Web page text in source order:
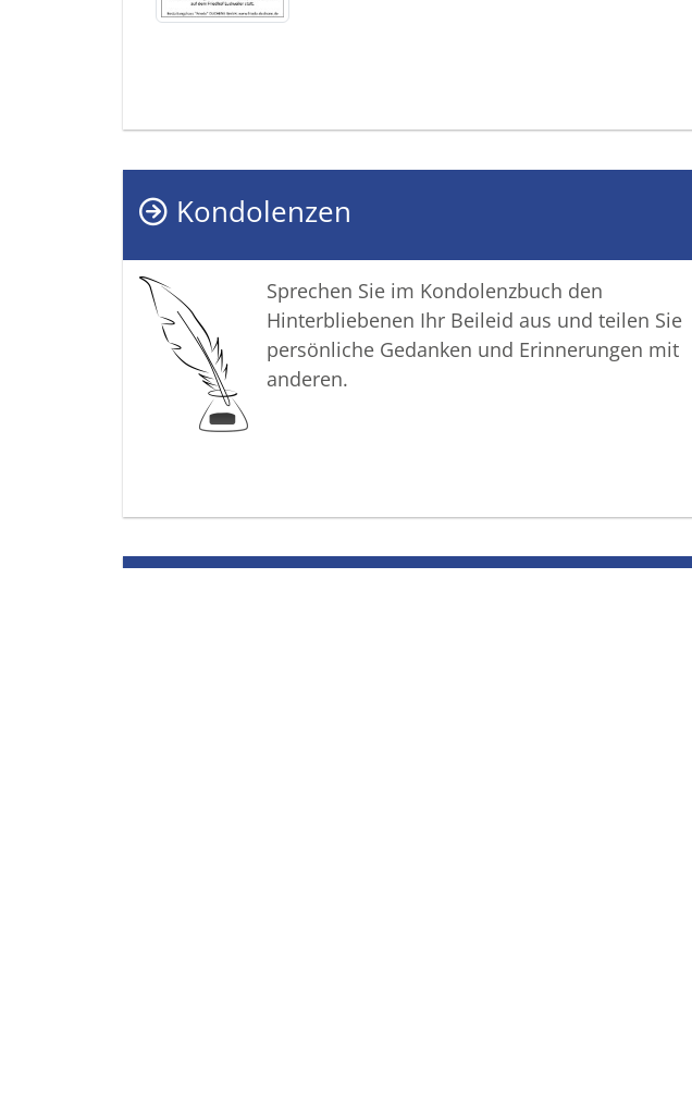
Kondolenzen
Sprechen Sie im Kondolenzbuch den
Hinterbliebenen Ihr Beileid aus und teilen Sie
persönliche Gedanken und Erinnerungen mit
anderen.